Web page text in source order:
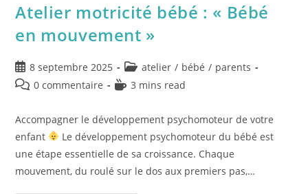
Atelier motricité bébé : « Bébé
en mouvement »
8 septembre 2025 atelier / bébé / parents
0 commentaire
3 mins read
Accompagner le développement psychomoteur de votre
enfant
Le développement psychomoteur du bébé est
une étape essentielle de sa croissance. Chaque
mouvement, du roulé sur le dos aux premiers pas,…